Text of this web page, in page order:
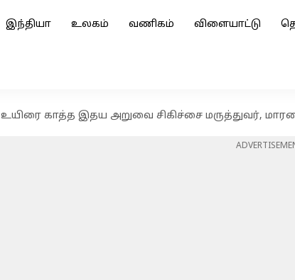
இந்தியா உலகம் வணிகம் விளையாட்டு
உயிரை காத்த இதய அறுவை சிகிச்சை மருத்துவர்,